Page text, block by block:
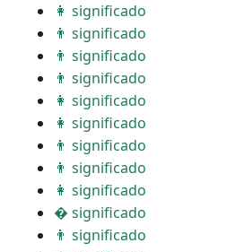
👩 significado
👨 significado
👨 significado
👨 significado
👩 significado
👩 significado
👨 significado
👨 significado
👩 significado
� significado
👨 significado